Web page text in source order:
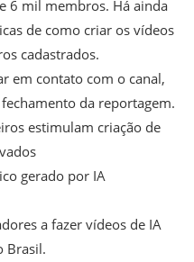
6 mil membros. Há ainda
de como criar os vídeos
cadastrados.
em contato com o canal,
da reportagem.
estimulam criação de
gerado por IA
a fazer vídeos de IA
Brasil.